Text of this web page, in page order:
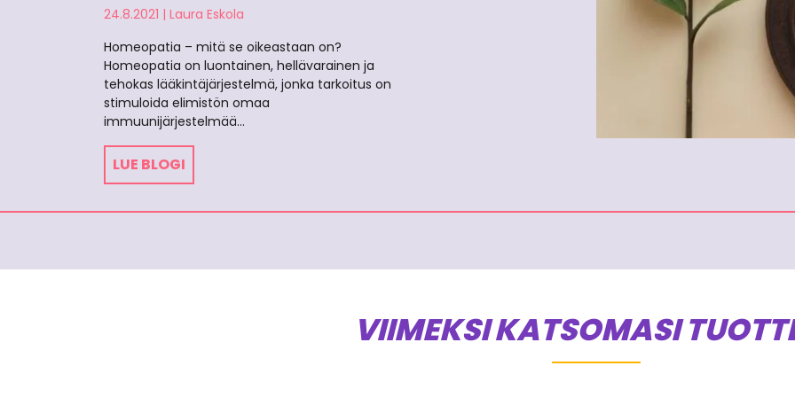
24.8.2021 | Laura Eskola
Homeopatia – mitä se oikeastaan on?
Homeopatia on luontainen, hellävarainen ja
tehokas lääkintäjärjestelmä, jonka tarkoitus on
stimuloida elimistön omaa
immuunijärjestelmää…
LUE BLOGI
VIIMEKSI KATSOMASI